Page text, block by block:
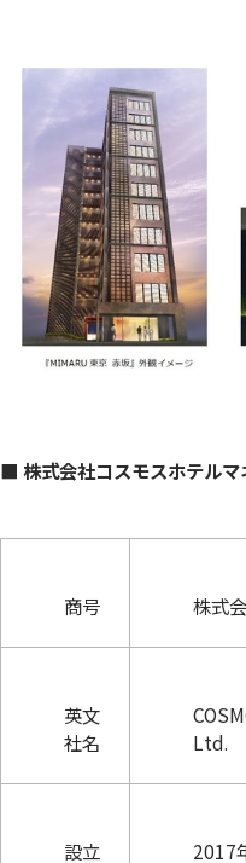
■ 株式会社コスモスホテル
商号 株式
英文
社名
Ltd.
設立 2017